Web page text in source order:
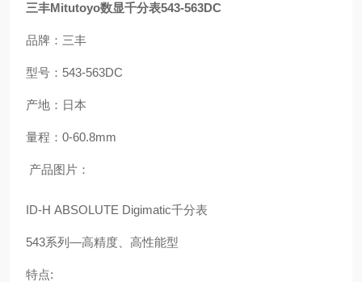
三丰Mitutoyo数显千分表543-563DC
品牌：三丰
型号：543-563DC
产地：日本
量程：0-60.8mm
产品图片：
ID-H ABSOLUTE Digimatic千分表
543系列—高精度、高性能型
特点: